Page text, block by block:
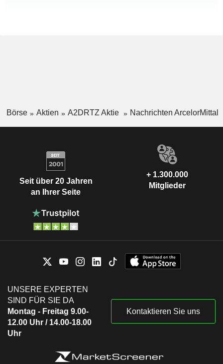
Börse Aktien A2DRTZ Aktie Nachrichten ArcelorMittal
Seit über 20 Jahren
an Ihrer Seite
+ 1.300.000
Mitglieder
UNSERE EXPERTEN
SIND FÜR SIE DA
Montag - Freitag 9.00-
12.00 Uhr / 14.00-18.00
Uhr
Kontaktieren Sie uns